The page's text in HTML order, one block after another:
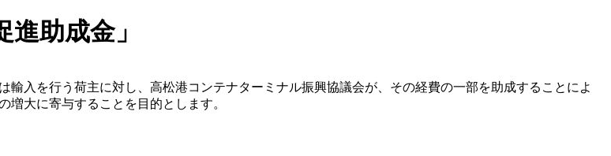
助成金」
入を行う荷主に対し、高松港コンテナターミナル振興協議会が、その経費の一部を助成することによ
増大に寄与することを目的とします。